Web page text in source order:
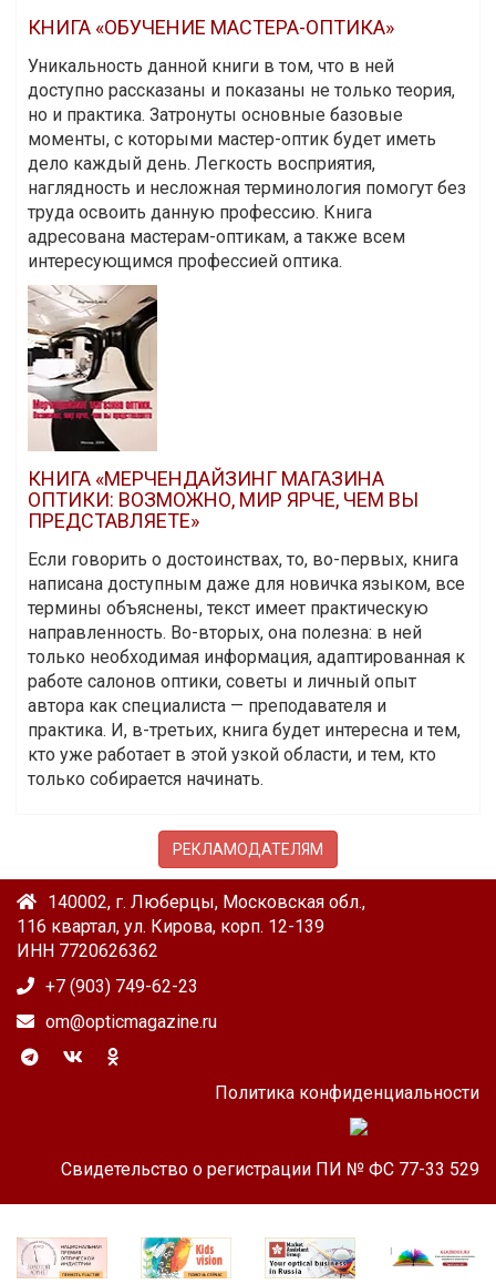
КНИГА «ОБУЧЕНИЕ МАСТЕРА-ОПТИКА»
Уникальность данной книги в том, что в ней
доступно рассказаны и показаны не только теория,
но и практика. Затронуты основные базовые
моменты, с которыми мастер-оптик будет иметь
дело каждый день. Легкость восприятия,
наглядность и несложная терминология помогут без
труда освоить данную профессию. Книга
адресована мастерам-оптикам, а также всем
интересующимся профессией оптика.
КНИГА «МЕРЧЕНДАЙЗИНГ МАГАЗИНА
ОПТИКИ: ВОЗМОЖНО, МИР ЯРЧЕ, ЧЕМ ВЫ
ПРЕДСТАВЛЯЕТЕ»
Если говорить о достоинствах, то, во-первых, книга
написана доступным даже для новичка языком, все
термины объяснены, текст имеет практическую
направленность. Во-вторых, она полезна: в ней
только необходимая информация, адаптированная к
работе салонов оптики, советы и личный опыт
автора как специалиста — преподавателя и
практика. И, в-третьих, книга будет интересна и тем,
кто уже работает в этой узкой области, и тем, кто
только собирается начинать.
РЕКЛАМОДАТЕЛЯМ
140002, г. Люберцы, Московская обл.,
116 квартал, ул. Кирова, корп. 12-139
ИНН 7720626362
+7 (903) 749-62-23
om@opticmagazine.ru
Политика конфиденциальности
Свидетельство о регистрации ПИ № ФС 77-33 529